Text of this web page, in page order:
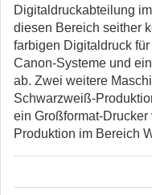
Digitaldruckabteilung
diesen Bereich seither
farbigen Digitaldruck
Canon-Systeme und
ab. Zwei weitere
Schwarzweiß-
ein Großformat-
Produktion im Bereich